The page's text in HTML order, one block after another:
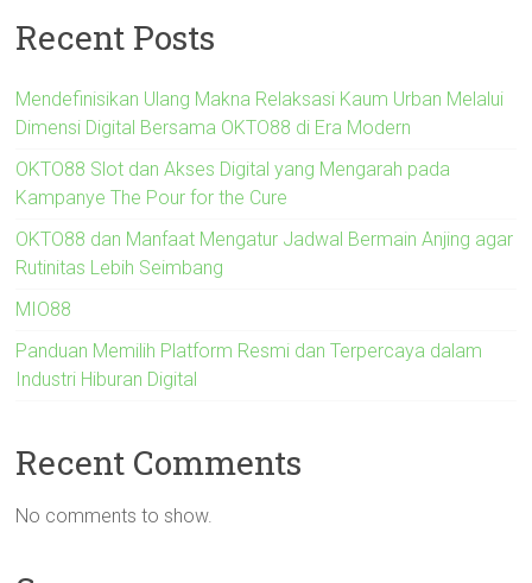
Recent Posts
Mendefinisikan Ulang Makna Relaksasi Kaum Urban Melalui
Dimensi Digital Bersama OKTO88 di Era Modern
OKTO88 Slot dan Akses Digital yang Mengarah pada
Kampanye The Pour for the Cure
OKTO88 dan Manfaat Mengatur Jadwal Bermain Anjing agar
Rutinitas Lebih Seimbang
MIO88
Panduan Memilih Platform Resmi dan Terpercaya dalam
Industri Hiburan Digital
Recent Comments
No comments to show.